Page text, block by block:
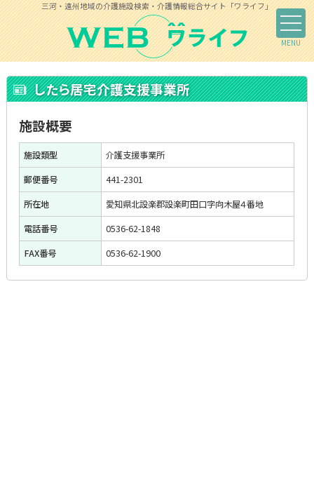
三河・遠州地域の介護施設検索・介護情報総合サイト「ワライフ」
したら居宅介護支援事業所
施設概要
施設類型
介護支援事業所
郵便番号
441-2301
所在地
愛知県北設楽郡設楽町田口字向木屋４番地
電話番号
0536-62-1848
FAX番号
0536-62-1900